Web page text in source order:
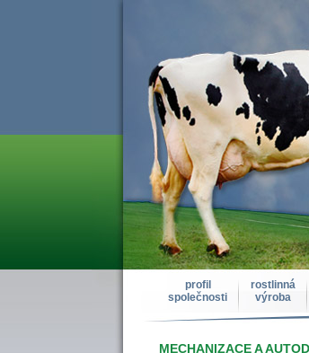
profil
společnosti
rostlinná
výroba
MECHANIZACE A